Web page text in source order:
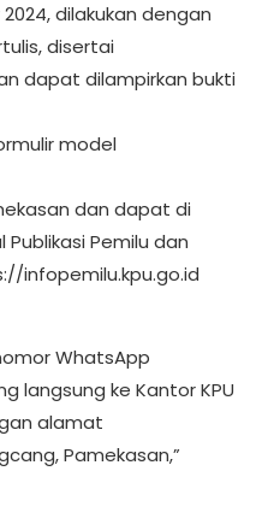
dilakukan dengan
disertai
dapat dilampirkan bukti
model
dan dapat di
Pemilu dan
infopemilu.kpu.go.id
WhatsApp
langsung ke Kantor KPU
alamat
Pamekasan,”